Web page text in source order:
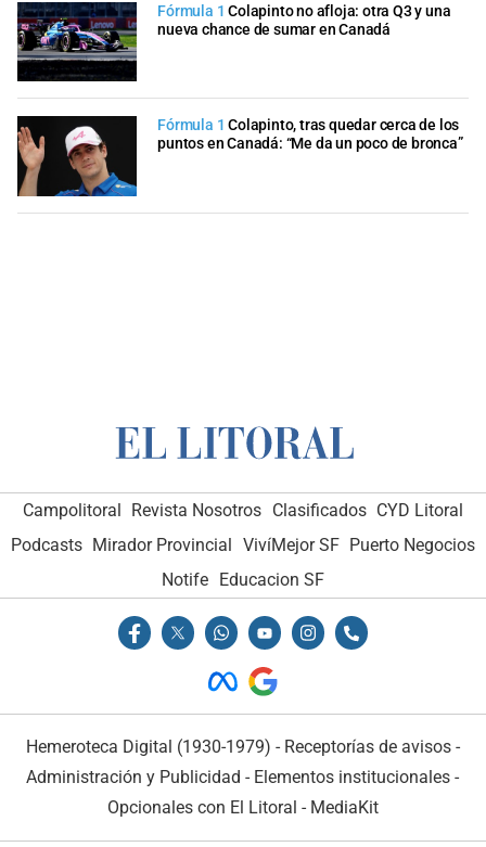
Fórmula 1 Colapinto no afloja: otra Q3 y una
nueva chance de sumar en Canadá
Fórmula 1 Colapinto, tras quedar cerca de los
puntos en Canadá: “Me da un poco de bronca”
Campolitoral Revista Nosotros Clasificados CYD Litoral
Podcasts Mirador Provincial VivíMejor SF Puerto Negocios
Notife
Educacion SF
Hemeroteca Digital (1930-1979) - Receptorías de avisos -
Administración y Publicidad - Elementos institucionales -
Opcionales con El Litoral - MediaKit